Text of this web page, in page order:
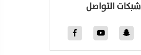
شبكات التواصل